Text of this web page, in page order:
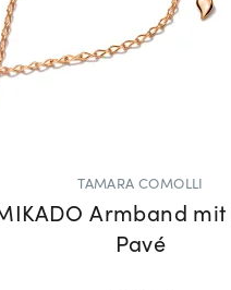
TAMARA COMOLLI
Armband
Pavé